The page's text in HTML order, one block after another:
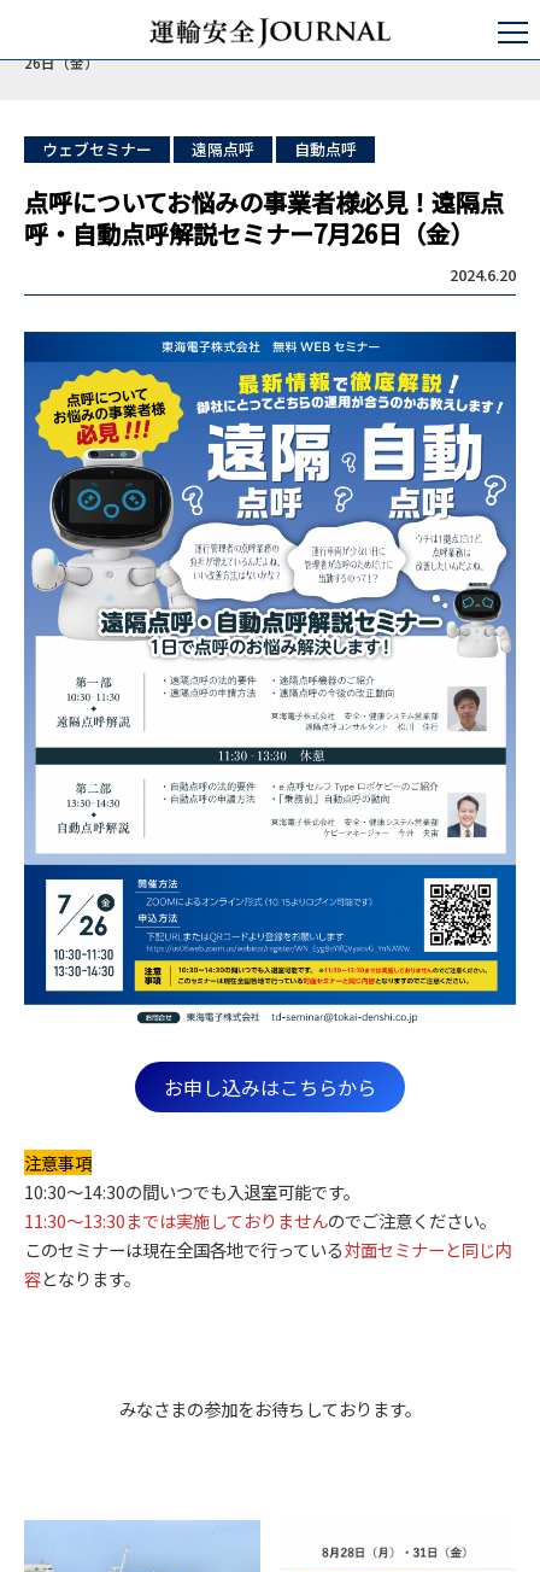
セミナ・コンサルティング
点呼についてお悩みの事業者様必見！遠隔点呼・自動点呼解説セミナー7月
26日（金）
ウェブセミナー 遠隔点呼 自動点呼
点呼についてお悩みの事業者様必見！遠隔点
呼・自動点呼解説セミナー7月26日（金）
2024.6.20
お申し込みはこちらから
注意事項
10:30～14:30の間いつでも入退室可能です。
11:30～13:30までは実施しておりませんのでご注意ください。
このセミナーは現在全国各地で行っている対面セミナーと同じ内
容となります。
みなさまの参加をお待ちしております。